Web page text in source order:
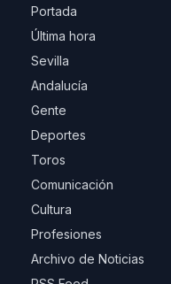
Portada
Última hora
Sevilla
Andalucía
Gente
Deportes
Toros
Comunicación
Cultura
Profesiones
Archivo de Noticias